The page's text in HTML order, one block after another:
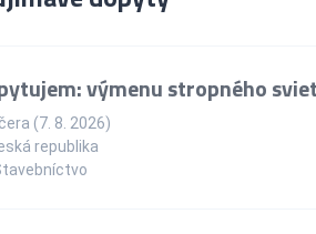
výmenu stropného
(7. 8. 2026)
republika